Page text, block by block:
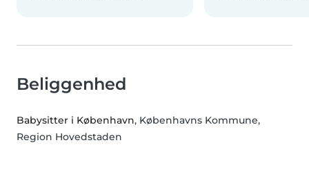
Beliggenhed
Babysitter i København, Københavns Kommune,
Region Hovedstaden